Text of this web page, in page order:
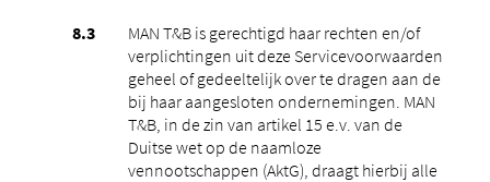
MAN T&B is gerechtigd haar rechten en/of
verplichtingen uit deze Servicevoorwaarden
geheel of gedeeltelijk over te dragen aan de
bij haar aangesloten ondernemingen. MAN
T&B, in de zin van artikel 15 e.v. van de
Duitse wet op de naamloze
vennootschappen (AktG), draagt ​​hierbij alle